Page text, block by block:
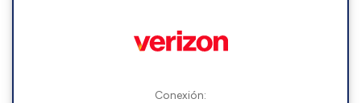
Conexión: